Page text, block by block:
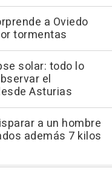
a Oviedo
tormentas
solar: todo lo
el
Asturias
a un hombre
además 7 kilos